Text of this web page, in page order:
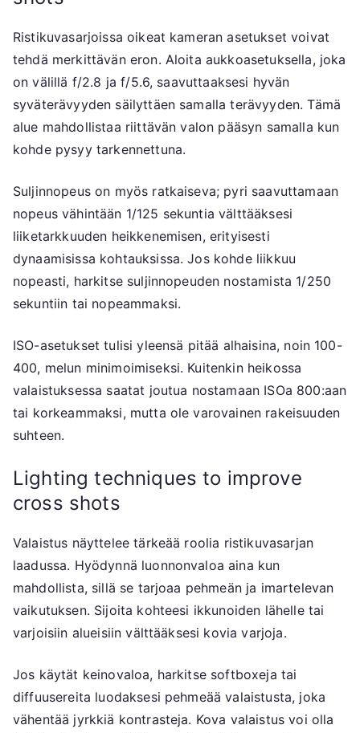
Ristikuvasarjoissa oikeat kameran asetukset voivat
tehdä merkittävän eron. Aloita aukkoasetuksella, joka
on välillä f/2.8 ja f/5.6, saavuttaaksesi hyvän
syväterävyyden säilyttäen samalla terävyyden. Tämä
alue mahdollistaa riittävän valon pääsyn samalla kun
kohde pysyy tarkennettuna.
Suljinnopeus on myös ratkaiseva; pyri saavuttamaan
nopeus vähintään 1/125 sekuntia välttääksesi
liiketarkkuuden heikkenemisen, erityisesti
dynaamisissa kohtauksissa. Jos kohde liikkuu
nopeasti, harkitse suljinnopeuden nostamista 1/250
sekuntiin tai nopeammaksi.
ISO-asetukset tulisi yleensä pitää alhaisina, noin 100-
400, melun minimoimiseksi. Kuitenkin heikossa
valaistuksessa saatat joutua nostamaan ISOa 800:aan
tai korkeammaksi, mutta ole varovainen rakeisuuden
suhteen.
Lighting techniques to improve
cross shots
Valaistus näyttelee tärkeää roolia ristikuvasarjan
laadussa. Hyödynnä luonnonvaloa aina kun
mahdollista, sillä se tarjoaa pehmeän ja imartelevan
vaikutuksen. Sijoita kohteesi ikkunoiden lähelle tai
varjoisiin alueisiin välttääksesi kovia varjoja.
Jos käytät keinovaloa, harkitse softboxeja tai
diffuusereita luodaksesi pehmeää valaistusta, joka
vähentää jyrkkiä kontrasteja. Kova valaistus voi olla